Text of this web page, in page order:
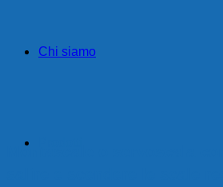
Chi siamo